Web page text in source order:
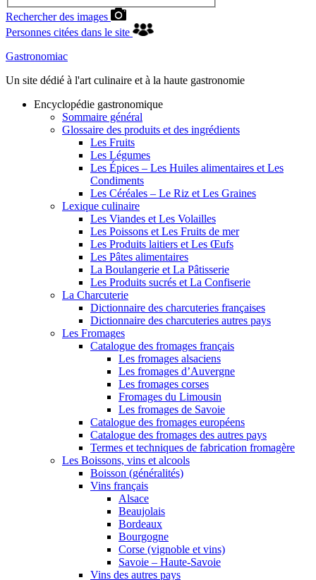
Rechercher des images
Personnes citées dans le site
Gastronomiac
Un site dédié à l'art culinaire et à la haute gastronomie
Encyclopédie gastronomique
Sommaire général
Glossaire des produits et des ingrédients
Les Fruits
Les Légumes
Les Épices – Les Huiles alimentaires et Les
Condiments
Les Céréales – Le Riz et Les Graines
Lexique culinaire
Les Viandes et Les Volailles
Les Poissons et Les Fruits de mer
Les Produits laitiers et Les Œufs
Les Pâtes alimentaires
La Boulangerie et La Pâtisserie
Les Produits sucrés et La Confiserie
La Charcuterie
Dictionnaire des charcuteries françaises
Dictionnaire des charcuteries autres pays
Les Fromages
Catalogue des fromages français
Les fromages alsaciens
Les fromages d’Auvergne
Les fromages corses
Fromages du Limousin
Les fromages de Savoie
Catalogue des fromages européens
Catalogue des fromages des autres pays
Termes et techniques de fabrication fromagère
Les Boissons, vins et alcools
Boisson (généralités)
Vins français
Alsace
Beaujolais
Bordeaux
Bourgogne
Corse (vignoble et vins)
Savoie – Haute-Savoie
Vins des autres pays